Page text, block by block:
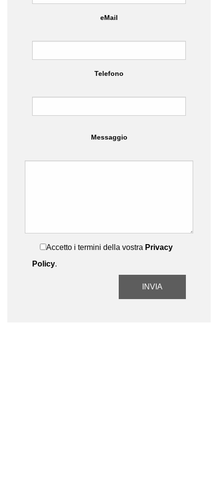
eMail
Telefono
Messaggio
Accetto i termini della vostra Privacy
Policy.